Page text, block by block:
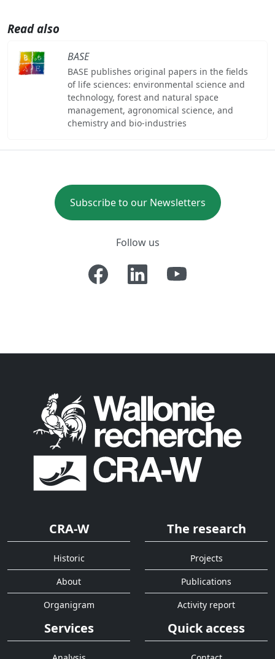
Read also
BASE
BASE publishes original papers in the fields
of life sciences: environmental science and
technology, forest and natural space
management, agronomical science, and
chemistry and bio-industries
Subscribe to our Newsletters
Follow us
CRA-W
Historic
About
Organigram
The research
Projects
Publications
Activity report
Services Quick access